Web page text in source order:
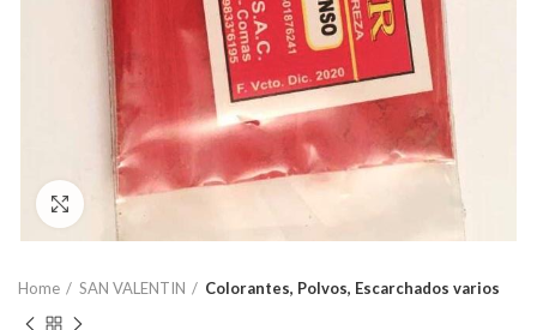
Click to enlarge
Home SAN VALENTIN Colorantes, Polvos, Escarchados varios